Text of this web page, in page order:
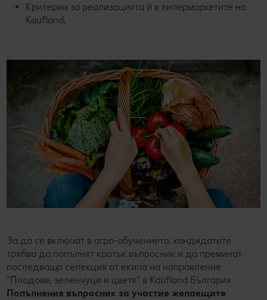
Критерии за реализацията й в хипермаркетите на
Kaufland;
За да се включат в агро-обучението, кандидатите
трябва да попълнят кратък въпросник и да преминат
последваща селекция от екипа на направление
"Πлoдoвe, зeлeнчyци и цвeтя" в Каuflаnd Бългapия.
Попълнения въпросник за участие желаещите